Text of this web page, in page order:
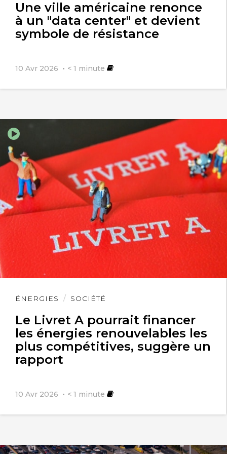
Une ville américaine renonce
à un "data center" et devient
symbole de résistance
10 Avr 2026 < 1 minute
ÉNERGIES SOCIÉTÉ
Le Livret A pourrait financer
les énergies renouvelables les
plus compétitives, suggère un
rapport
10 Avr 2026 < 1 minute
Lire